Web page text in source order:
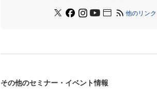
他のリンク
その他のセミナー・イベント情報